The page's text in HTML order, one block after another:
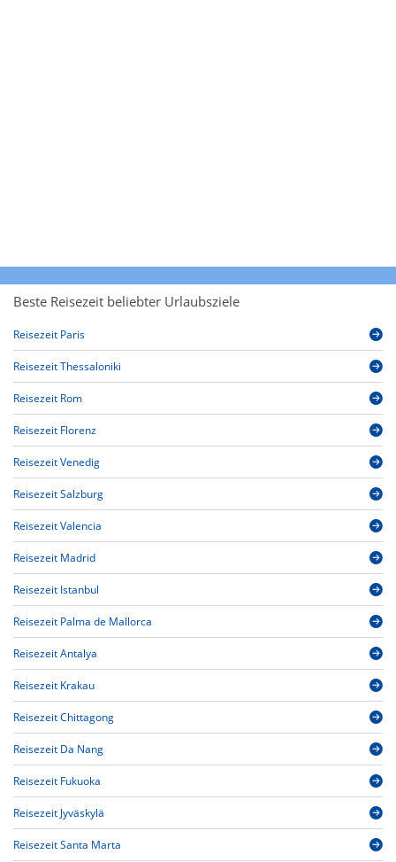
Beste Reisezeit beliebter Urlaubsziele
Reisezeit Paris
Reisezeit Thessaloniki
Reisezeit Rom
Reisezeit Florenz
Reisezeit Venedig
Reisezeit Salzburg
Reisezeit Valencia
Reisezeit Madrid
Reisezeit Istanbul
Reisezeit Palma de Mallorca
Reisezeit Antalya
Reisezeit Krakau
Reisezeit Chittagong
Reisezeit Da Nang
Reisezeit Fukuoka
Reisezeit Jyväskylä
Reisezeit Santa Marta